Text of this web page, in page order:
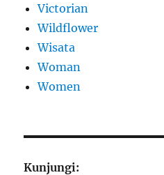
Victorian
Wildflower
Wisata
Woman
Women
Kunjungi: